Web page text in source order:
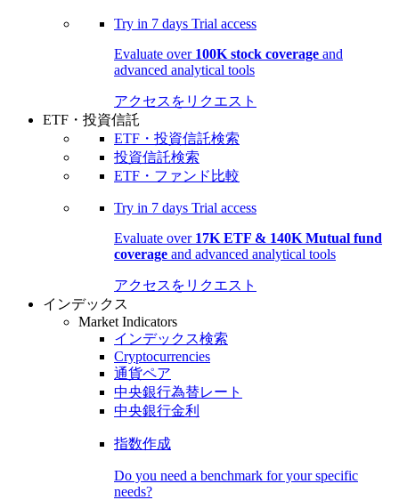
Try in 7 days Trial access
Evaluate over 100K stock coverage and
advanced analytical tools
アクセスをリクエスト
ETF・投資信託
ETF・投資信託検索
投資信託検索
ETF・ファンド比較
Try in 7 days Trial access
Evaluate over 17K ETF & 140K Mutual fund
coverage and advanced analytical tools
アクセスをリクエスト
インデックス
Market Indicators
インデックス検索
Cryptocurrencies
通貨ペア
中央銀行為替レート
中央銀行金利
指数作成
Do you need a benchmark for your specific
needs?